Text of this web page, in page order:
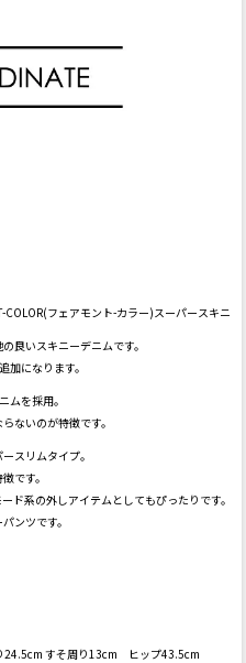
COLOR(フェアモント-カラー)スーパースキニ
良いスキニーデニムです。
になります。
ムを採用。
ないのが特徴です。
スリムタイプ。
です。
ド系の外しアイテムとしてもぴったりです。
ンツです。
すそ周り13cm ヒップ43.5cm